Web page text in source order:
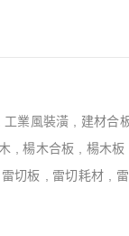
工業風裝潢 建材合
,楊木合板 楊木板
雷切板 雷切耗材